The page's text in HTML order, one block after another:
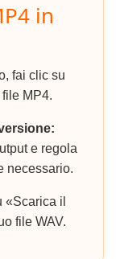
in
fai clic su
MP4.
e regola
necessario.
«Scarica il
file WAV.